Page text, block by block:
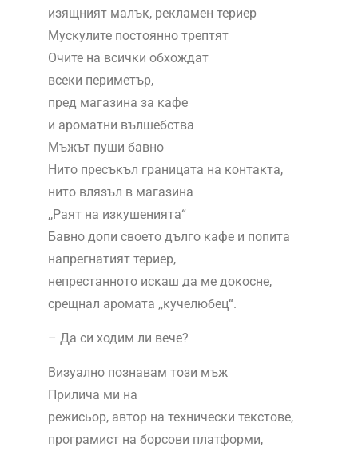
изящният малък, рекламен териер
Мускулите постоянно трептят
Очите на всички обхождат
всеки периметър,
пред магазина за кафе
и ароматни вълшебства
Мъжът пуши бавно
Нито пресъкъл границата на контакта,
нито влязъл в магазина
,,Раят на изкушенията“
Бавно допи своето дълго кафе и попита
напрегнатият териер,
непрестанното искаш да ме докосне,
срещнал аромата ,,кучелюбец“.
– Да си ходим ли вече?
Визуално познавам този мъж
Прилича ми на
режисьор, автор на технически текстове,
програмист на борсови платформи,